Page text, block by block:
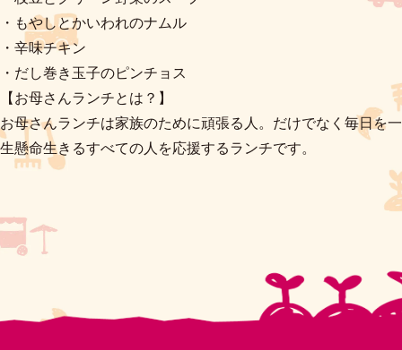
・もやしとかいわれのナムル
・辛味チキン
・だし巻き玉子のピンチョス
【お母さんランチとは？】
お母さんランチは家族のために頑張る人。だけでなく毎日を一
生懸命生きるすべての人を応援するランチです。